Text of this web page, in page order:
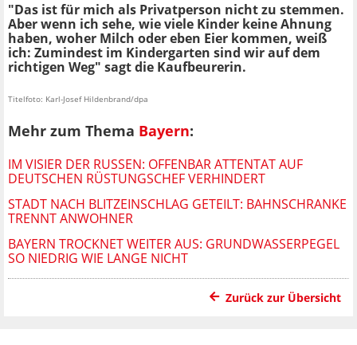
"Das ist für mich als Privatperson nicht zu stemmen.
Aber wenn ich sehe, wie viele Kinder keine Ahnung
haben, woher Milch oder eben Eier kommen, weiß
ich: Zumindest im Kindergarten sind wir auf dem
richtigen Weg" sagt die Kaufbeurerin.
Titelfoto: Karl-Josef Hildenbrand/dpa
Mehr zum Thema Bayern:
IM VISIER DER RUSSEN: OFFENBAR ATTENTAT AUF
DEUTSCHEN RÜSTUNGSCHEF VERHINDERT
STADT NACH BLITZEINSCHLAG GETEILT: BAHNSCHRANKE
TRENNT ANWOHNER
BAYERN TROCKNET WEITER AUS: GRUNDWASSERPEGEL
SO NIEDRIG WIE LANGE NICHT
Zurück zur Übersicht